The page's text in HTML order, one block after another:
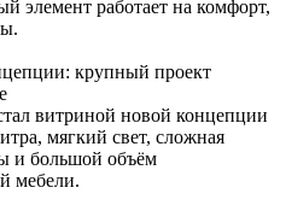
элемент работает на комфорт,
крупный проект
витриной новой концепции
мягкий свет, сложная
и большой объём
мебели.